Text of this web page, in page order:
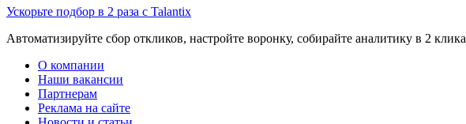
Ускорьте подбор в 2 раза с Talantix
Автоматизируйте сбор откликов, настройте воронку, собирайте аналитику в 2 клика
О компании
Наши вакансии
Партнерам
Реклама на сайте